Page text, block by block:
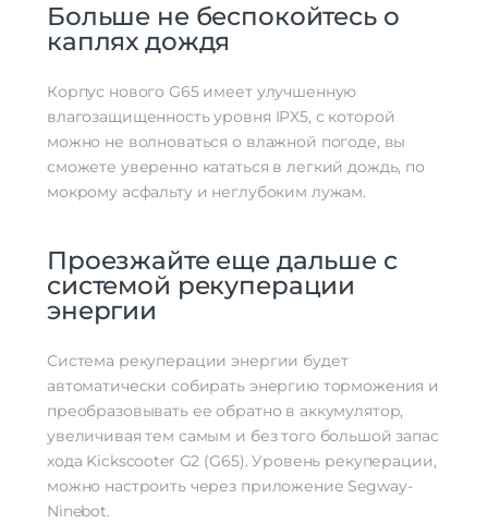
Больше не беспокойтесь о
каплях дождя
Корпус нового G65 имеет улучшенную
влагозащищенность уровня IPX5, с которой
можно не волноваться о влажной погоде, вы
сможете уверенно кататься в легкий дождь, по
мокрому асфальту и неглубоким лужам.
Проезжайте еще дальше с
системой рекуперации
энергии
Система рекуперации энергии будет
автоматически собирать энергию торможения и
преобразовывать ее обратно в аккумулятор,
увеличивая тем самым и без того большой запас
хода Kickscooter G2 (G65). Уровень рекуперации,
можно настроить через приложение Segway-
Ninebot.